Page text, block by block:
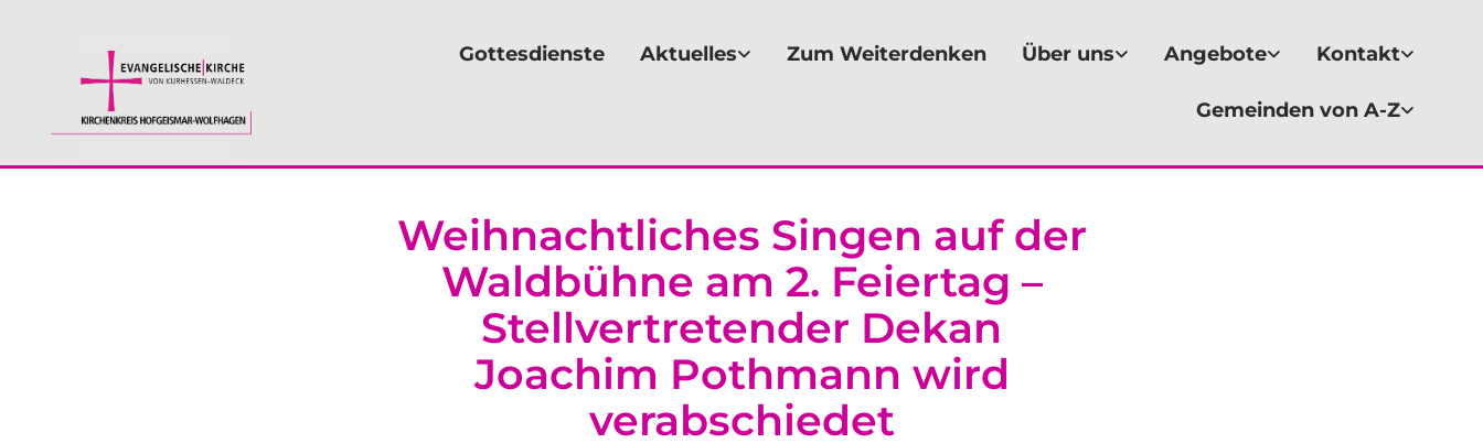
Gottesdienste Aktuelles Zum Weiterdenken Über uns Angebote Kontakt
Gemeinden von A-Z
Weihnachtliches Singen auf der
Waldbühne am 2. Feiertag –
Stellvertretender Dekan
Joachim Pothmann wird
verabschiedet